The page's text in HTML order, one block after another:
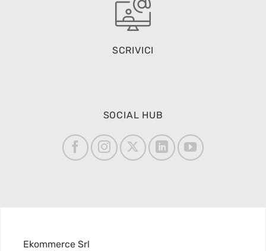
SCRIVICI
SOCIAL HUB
Ekommerce Srl